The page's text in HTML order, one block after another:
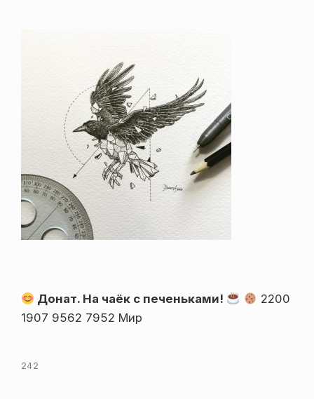
Донат. На чаёк с печеньками!
2200
1907 9562 7952 Мир
242